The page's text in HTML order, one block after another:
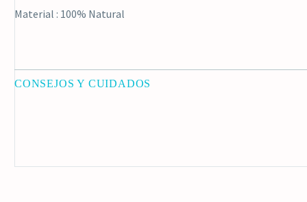
Material : 100% Natural
CONSEJOS Y CUIDADOS